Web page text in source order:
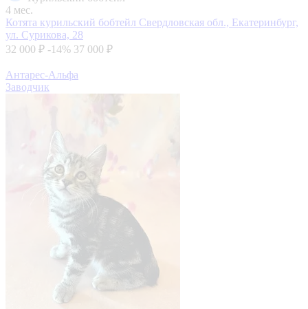
4 мес.
Котята курильский бобтейл Свердловская обл., Екатеринбург,
ул. Сурикова, 28
32 000 ₽ -14% 37 000 ₽
Антарес-Альфа
Заводчик